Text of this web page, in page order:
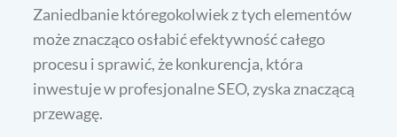
Zaniedbanie któregokolwiek z tych elementów
może znacząco osłabić efektywność całego
procesu i sprawić, że konkurencja, która
inwestuje w profesjonalne SEO, zyska znaczącą
przewagę.